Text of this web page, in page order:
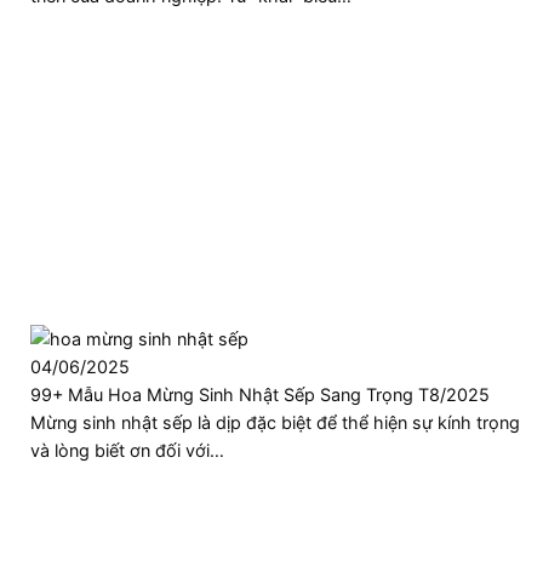
04/06/2025
99+ Mẫu Hoa Mừng Sinh Nhật Sếp Sang Trọng T8/2025
Mừng sinh nhật sếp là dịp đặc biệt để thể hiện sự kính trọng
và lòng biết ơn đối với…